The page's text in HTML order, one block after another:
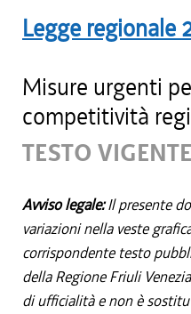
Legge regionale
Misure urgenti
competitività
TESTO
Avviso legale:Il presente
variazioni nella veste
corrispondente testo
della Regione Friuli
di ufficialità e non è